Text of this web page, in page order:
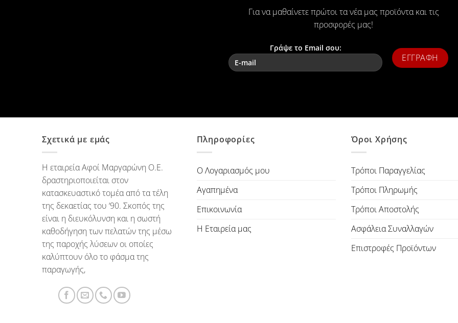
Για να μαθαίνετε πρώτοι τα νέα μας προϊόντα και τις
προσφορές μας!
Γράψε το Email σου:
Σχετικά με εμάς
Η εταιρεία Αφοί Μαργαρώνη Ο.Ε.
δραστηριοποιείται στον
κατασκευαστικό τομέα από τα τέλη
της δεκαετίας του ‘90. Σκοπός της
είναι η διευκόλυνση και η σωστή
καθοδήγηση των πελατών της μέσω
της παροχής λύσεων οι οποίες
καλύπτουν όλο το φάσμα της
παραγωγής,
Πληροφορίες
Ο Λογαριασμός μου
Αγαπημένα
Επικοινωνία
Η Εταιρεία μας
Όροι Χρήσης
Τρόποι Παραγγελίας
Τρόποι Πληρωμής
Τρόποι Αποστολής
Ασφάλεια Συναλλαγών
Επιστροφές Προϊόντων